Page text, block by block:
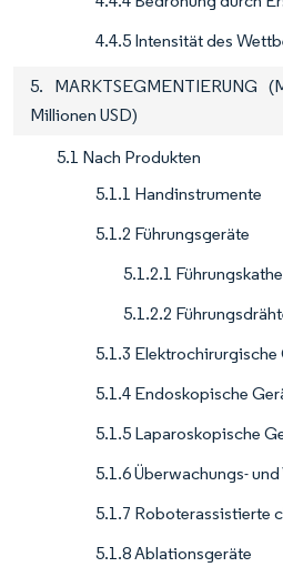
4.4.5 Intensität des
5. MARKTSEGMENTIERUNG
Millionen USD)
5.1 Nach Produkten
5.1.1 Handinstrumente
5.1.2 Führungsgeräte
5.1.2.1
5.1.2.2
5.1.3 Elektrochirurgische
5.1.4 Endoskopische
5.1.5 Laparoskopische
5.1.6 Überwachungs-
5.1.7 Roboterassistierte
5.1.8 Ablationsgeräte